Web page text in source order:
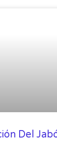
Del